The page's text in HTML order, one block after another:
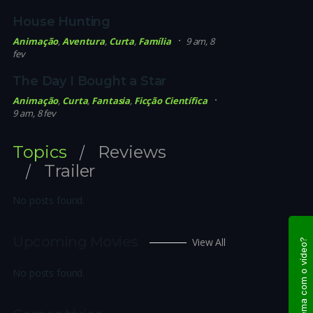
House Hunting
Animação,Aventura, Curta, Família
9 am, 8
fev
The Day I Bought a Star
Animação, Curta, Fantasia, Ficção Científica
9 am, 8 fev
Topics
Reviews
Trailer
No posts found.
View All
No posts found. Problema com o vídeo?